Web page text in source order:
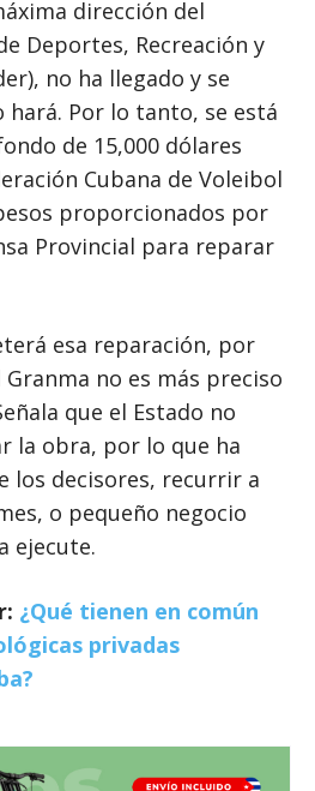
dirección del
Deportes, Recreación y
no ha llegado y se
hará. Por lo tanto, se está
de 15,000 dólares
Cubana de Voleibol
proporcionados por
Provincial para reparar
esa reparación, por
no es más preciso
que el Estado no
la obra, por lo que ha
los decisores, recurrir a
o pequeño negocio
ejecute.
¿Qué tienen en común
privadas